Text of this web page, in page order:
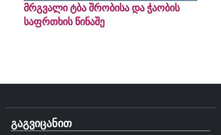
მრგვალი ტბა შრობისა და ჭაობის
საფრთხის წინაშე
გაგვიცანით